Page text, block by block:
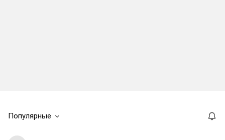
Популярные